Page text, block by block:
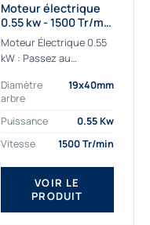
Moteur électrique
0.55 kw - 1500 Tr/min
- 230/400V -
Rendement IE4
Moteur Électrique 0.55
kW : Passez au
Découvrez notre
moteur électrique 0.55
kW de nouvelle
génération, conçu pour
les...
Diamètre
arbre
19x40mm
Puissance
0.55 Kw
Vitesse
1500 Tr/min
VOIR LE
PRODUIT